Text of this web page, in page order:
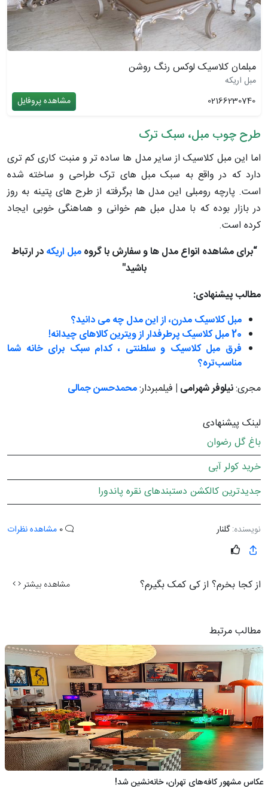
مبلمان کلاسیک لوکس رنگ روشن
مبل اریکه
02166230740
مشاهده پروفایل
طرح چوب مبل، سبک ترک
اما این مبل کلاسیک از سایر مدل ها ساده تر و منبت کاری کم تری
دارد که در واقع به سبک مبل های ترک طراحی و ساخته شده
است. پارچه رومبلی این مدل ها برگرفته از طرح های پتینه به روز
در بازار بوده که با مدل مبل هم خوانی و هماهنگی خوبی ایجاد
کرده است.
“برای مشاهده انواع مدل ها و سفارش با گروهمبل اریکهدر ارتباط
باشید"
مطالب پیشنهادی:
مبل کلاسیک مدرن، از این مدل چه می دانید؟
20 مبل کلاسیک پرطرفدار از ویترین کالاهای چیدانه!
فرق مبل کلاسیک و سلطنتی ، کدام سبک برای خانه شما
مناسب‌تره؟
مجری:نیلوفر شهرامی | فیلمبردار:محمدحسن جمالی
لینک پیشنهادی
باغ گل رضوان
خرید کولر آبی
جدیدترین کالکشن دستبندهای نقره پاندورا
نویسنده:گلنار مشاهده نظرات
از کجا بخرم؟ از کی کمک بگیرم؟ مشاهده بیشتر
مطالب مرتبط
عکاس مشهور کافه‌های تهران، خانه‌نشین شد!